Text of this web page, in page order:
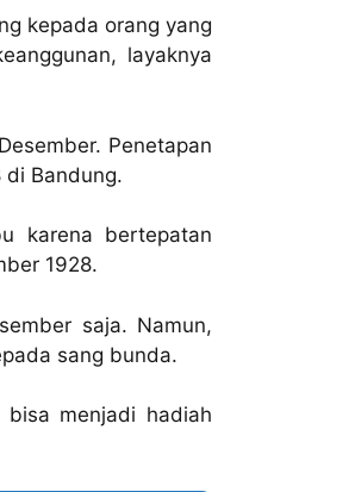
kepada orang yang
layaknya
Penetapan
di Bandung.
karena bertepatan
1928.
saja. Namun,
sang bunda.
menjadi hadiah